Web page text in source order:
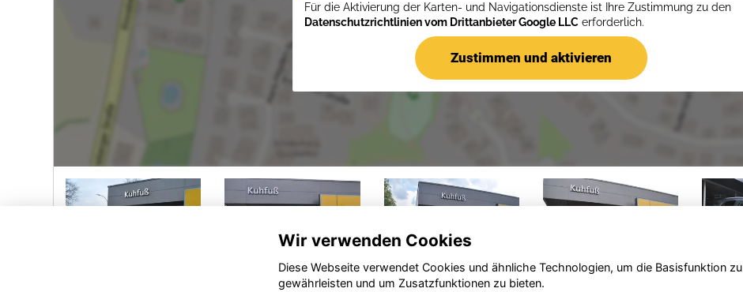
Für die Aktivierung der Karten- und Navigationsdienste ist Ihre Zustimmung zu den
Datenschutzrichtlinien vom Drittanbieter Google LLC erforderlich.
Zustimmen und aktivieren
Wir verwenden Cookies
Diese Webseite verwendet Cookies und ähnliche Technologien, um die Basisfunktion zu
gewährleisten und um Zusatzfunktionen zu bieten.